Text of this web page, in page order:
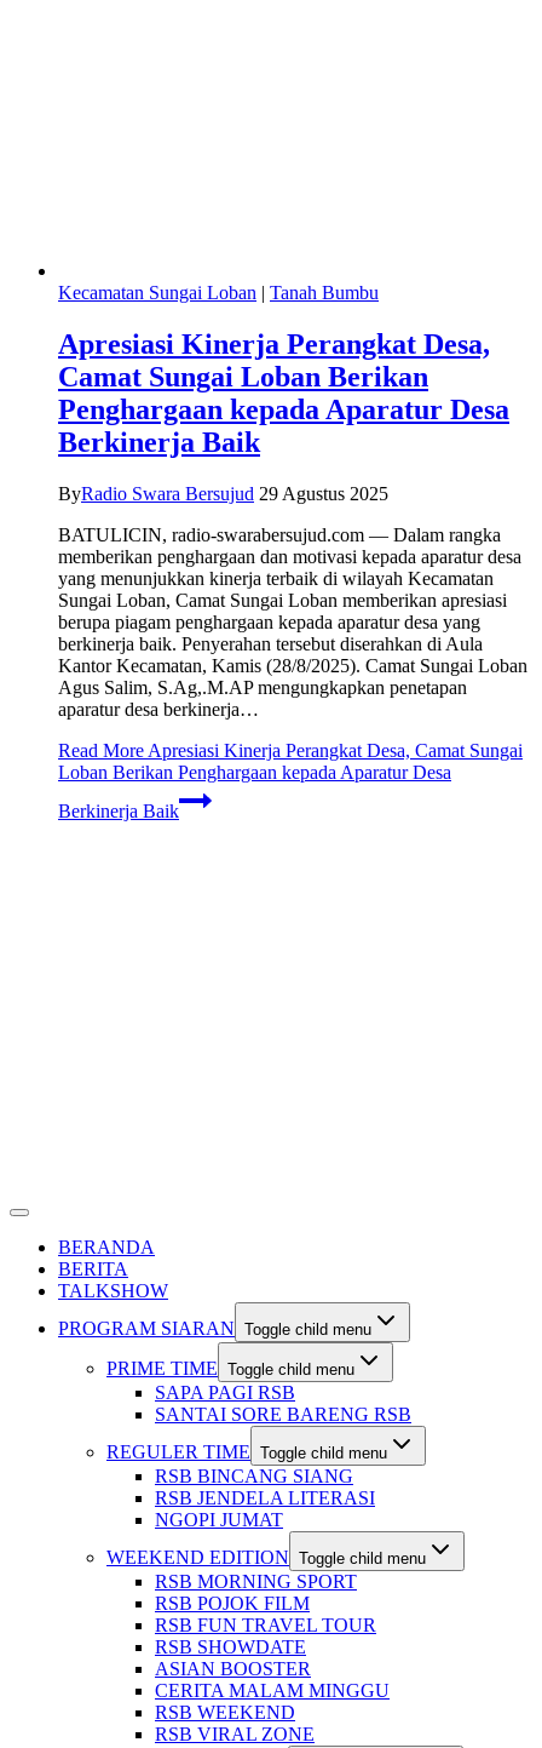
Kecamatan Sungai Loban | Tanah Bumbu
Apresiasi Kinerja Perangkat Desa,
Camat Sungai Loban Berikan
Penghargaan kepada Aparatur Desa
Berkinerja Baik
ByRadio Swara Bersujud 29 Agustus 2025
BATULICIN, radio-swarabersujud.com — Dalam rangka
memberikan penghargaan dan motivasi kepada aparatur desa
yang menunjukkan kinerja terbaik di wilayah Kecamatan
Sungai Loban, Camat Sungai Loban memberikan apresiasi
berupa piagam penghargaan kepada aparatur desa yang
berkinerja baik. Penyerahan tersebut diserahkan di Aula
Kantor Kecamatan, Kamis (28/8/2025). Camat Sungai Loban
Agus Salim, S.Ag,.M.AP mengungkapkan penetapan
aparatur desa berkinerja…
Read More Apresiasi Kinerja Perangkat Desa, Camat Sungai
Loban Berikan Penghargaan kepada Aparatur Desa
Berkinerja Baik
BERANDA
BERITA
TALKSHOW
PROGRAM SIARAN Toggle child menu
PRIME TIME Toggle child menu
SAPA PAGI RSB
SANTAI SORE BARENG RSB
REGULER TIME Toggle child menu
RSB BINCANG SIANG
RSB JENDELA LITERASI
NGOPI JUMAT
WEEKEND EDITION Toggle child menu
RSB MORNING SPORT
RSB POJOK FILM
RSB FUN TRAVEL TOUR
RSB SHOWDATE
ASIAN BOOSTER
CERITA MALAM MINGGU
RSB WEEKEND
RSB VIRAL ZONE